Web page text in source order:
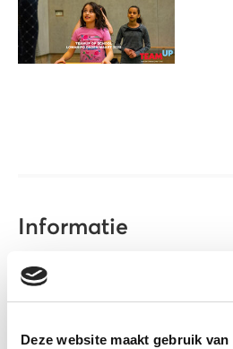
Deze website maakt gebruik van
Informatie
Sprekers:
Marlou
Jaar van uitgave: 2025